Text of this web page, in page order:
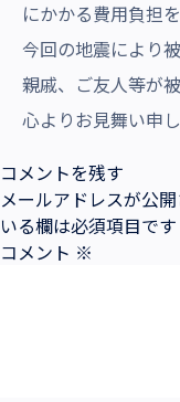
にかかる費用負担
今回の地震により
親戚、ご友人等が
心よりお見舞い申し
コメントを残す
メールアドレスが公
いる欄は必須項目です
コメント ※